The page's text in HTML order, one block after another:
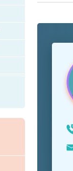
United
+1
* Поля
Свернуть